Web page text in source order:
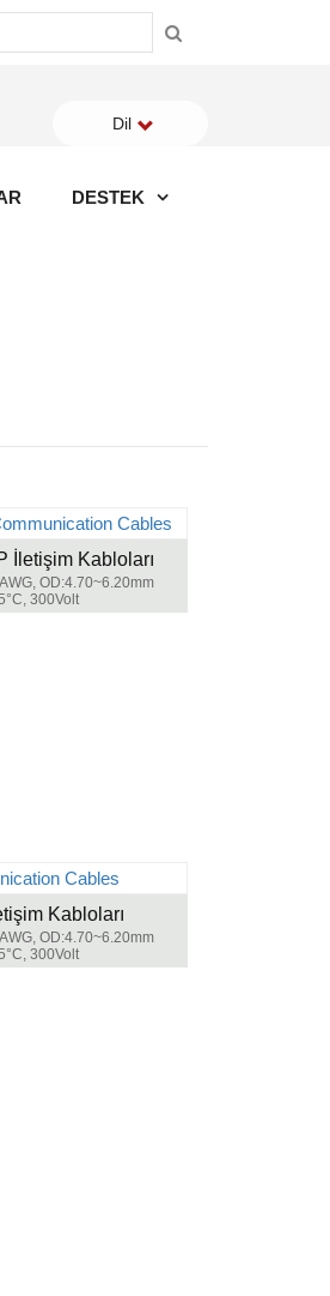
Dil
DESTEK
İletişim Kabloları
OD:4.70~6.20mm
300Volt
Kabloları
OD:4.70~6.20mm
300Volt